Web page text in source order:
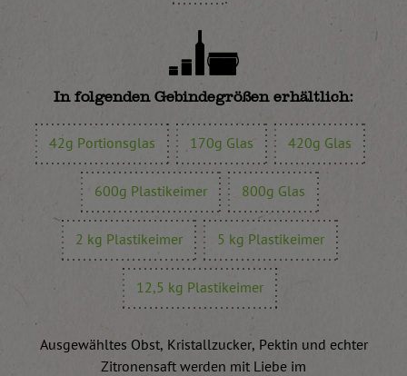
In folgenden Gebindegrößen erhältlich:
42g Portionsglas 170g Glas 420g Glas
600g Plastikeimer 800g Glas
2 kg Plastikeimer 5 kg Plastikeimer
12,5 kg Plastikeimer
Ausgewähltes Obst, Kristallzucker, Pektin und echter
Zitronensaft werden mit Liebe im